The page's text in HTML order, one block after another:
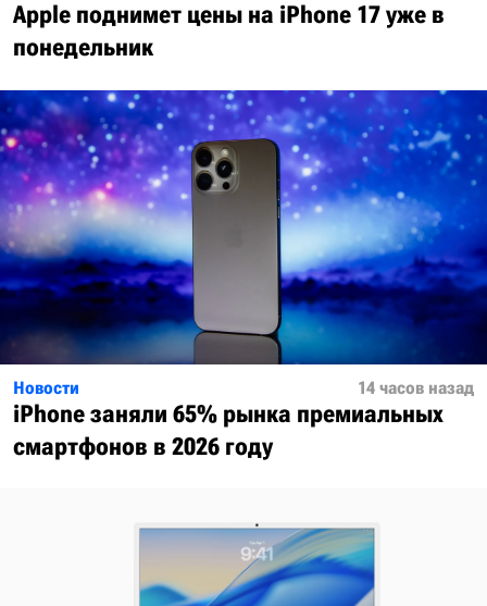
Apple поднимет цены на iPhone 17 уже в
понедельник
Новости 14 часов назад
iPhone заняли 65% рынка премиальных
смартфонов в 2026 году